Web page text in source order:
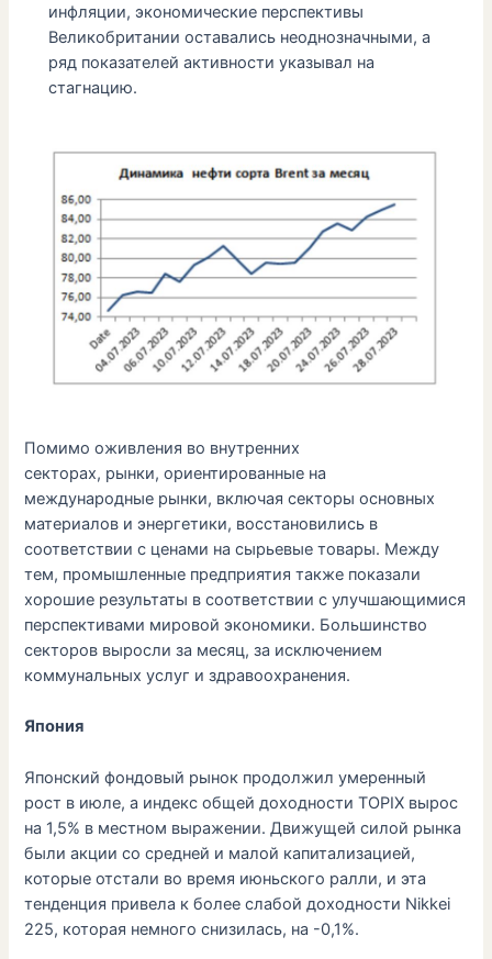
инфляции, экономические перспективы
Великобритании оставались неоднозначными, а
ряд показателей активности указывал на
стагнацию.
Помимо оживления во внутренних
секторах, рынки, ориентированные на
международные рынки, включая секторы основных
материалов и энергетики, восстановились в
соответствии с ценами на сырьевые товары. Между
тем, промышленные предприятия также показали
хорошие результаты в соответствии с улучшающимися
перспективами мировой экономики. Большинство
секторов выросли за месяц, за исключением
коммунальных услуг и здравоохранения.
Япония
Японский фондовый рынок продолжил умеренный
рост в июле, а индекс общей доходности TOPIX вырос
на 1,5% в местном выражении. Движущей силой рынка
были акции со средней и малой капитализацией,
которые отстали во время июньского ралли, и эта
тенденция привела к более слабой доходности Nikkei
225, которая немного снизилась, на -0,1%.